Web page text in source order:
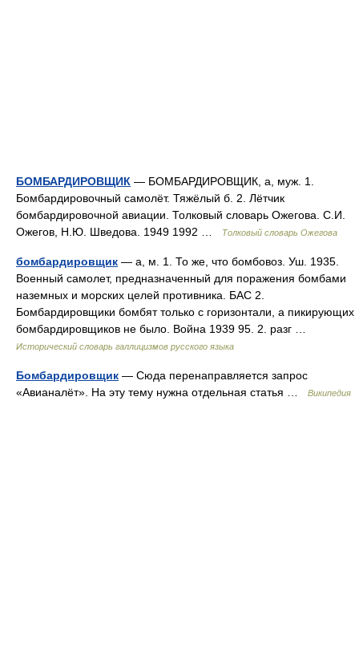
БОМБАРДИРОВЩИК — БОМБАРДИРОВЩИК, а, муж. 1.
Бомбардировочный самолёт. Тяжёлый б. 2. Лётчик
бомбардировочной авиации. Толковый словарь Ожегова. С.И.
Ожегов, Н.Ю. Шведова. 1949 1992 …
Толковый словарь Ожегова
бомбардировщик — а, м. 1. То же, что бомбовоз. Уш. 1935.
Военный самолет, предназначенный для поражения бомбами
наземных и морских целей противника. БАС 2.
Бомбардировщики бомбят только с горизонтали, а пикирующих
бомбардировщиков не было. Война 1939 95. 2. разг …
Исторический словарь галлицизмов русского языка
Бомбардировщик — Сюда перенаправляется запрос
«Авианалёт». На эту тему нужна отдельная статья …
Википедия